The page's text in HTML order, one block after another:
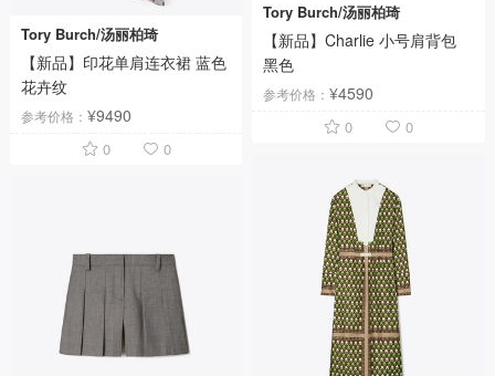
Tory Burch/汤丽柏琦
【新品】Charlie 小号肩背包
黑色
参考价格：¥4590
0 0
Tory Burch/汤丽柏琦
【新品】印花单肩连衣裙 蓝色
花卉纹
参考价格： ¥9490
0 0